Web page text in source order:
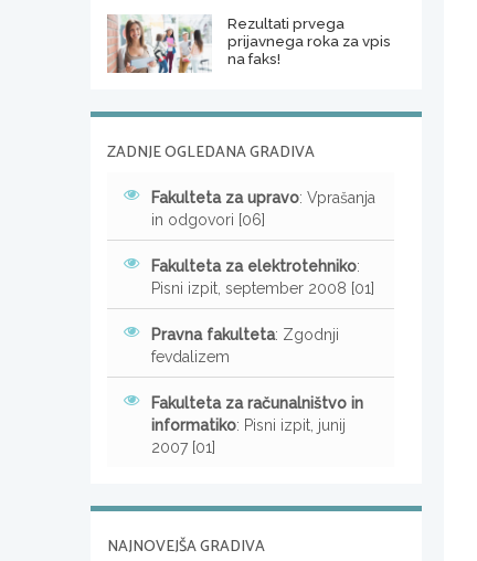
Rezultati prvega
prijavnega roka za vpis
na faks!
ZADNJE OGLEDANA GRADIVA
Fakulteta za upravo: Vprašanja
in odgovori [06]
Fakulteta za elektrotehniko:
Pisni izpit, september 2008 [01]
Pravna fakulteta: Zgodnji
fevdalizem
Fakulteta za računalništvo in
informatiko: Pisni izpit, junij
2007 [01]
NAJNOVEJŠA GRADIVA